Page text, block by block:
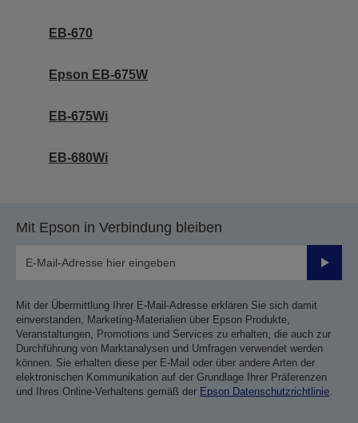
EB-670
Epson EB-675W
EB-675Wi
EB-680Wi
Mit Epson in Verbindung bleiben
Mit der Übermittlung Ihrer E-Mail-Adresse erklären Sie sich damit
einverstanden, Marketing-Materialien über Epson Produkte,
Veranstaltungen, Promotions und Services zu erhalten, die auch zur
Durchführung von Marktanalysen und Umfragen verwendet werden
können. Sie erhalten diese per E-Mail oder über andere Arten der
elektronischen Kommunikation auf der Grundlage Ihrer Präferenzen
und Ihres Online-Verhaltens gemäß der Epson Datenschutzrichtlinie.